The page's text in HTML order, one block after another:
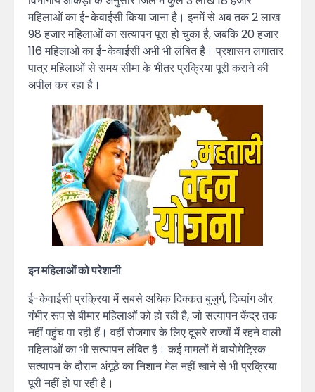
महिलाओं का ई-केवाईसी किया जाना है। इनमें से अब तक 2 लाख
98 हजार महिलाओं का सत्यापन पूरा हो चुका है, जबकि 20 हजार
116 महिलाओं का ई-केवाईसी अभी भी लंबित है। प्रशासन लगातार
पात्र महिलाओं से समय सीमा के भीतर प्रक्रिया पूरी कराने की
अपील कर रहा है।
इन महिलाओं को परेशानी
ई-केवाईसी प्रक्रिया में सबसे अधिक दिक्कत बुजुर्ग, दिव्यांग और
गंभीर रूप से बीमार महिलाओं को हो रही है, जो सत्यापन केंद्र तक
नहीं पहुंच पा रही हैं। वहीं रोजगार के लिए दूसरे राज्यों में रहने वाली
महिलाओं का भी सत्यापन लंबित है। कई मामलों में बायोमेट्रिक
सत्यापन के दौरान अंगूठे का निशान मेल नहीं खाने से भी प्रक्रिया
पूरी नहीं हो पा रही है।